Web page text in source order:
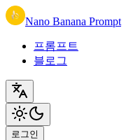
Nano Banana Prompt
프롬프트
블로그
로그인